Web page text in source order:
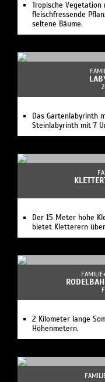
Tropische Vegetation
fleischfressende
seltene Bäume.
Das Gartenlabyrinth
Steinlabyrinth mit 7
Der 15 Meter hohe
bietet Kletterern
2 Kilometer lange
Höhenmetern.